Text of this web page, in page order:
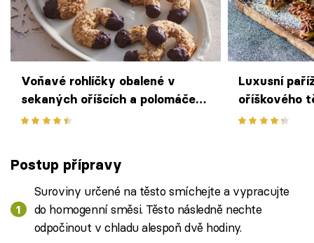
Voňavé rohlíčky obalené v
sekaných oříšcích a polomáčené
v tmavé čokoládě
Luxusní
oříškového
ledových
Postup přípravy
Suroviny určené na těsto smíchejte a vypracujte
do homogenní směsi. Těsto následně nechte
odpočinout v chladu alespoň dvě hodiny.